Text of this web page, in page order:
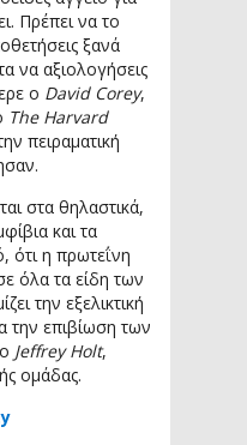
Πρέπει να το
ξανά
να αξιολογήσεις
ο David Corey,
The Harvard
πειραματική
στα θηλαστικά,
και τα
ότι η πρωτεΐνη
όλα τα είδη των
την εξελικτική
την επιβίωση των
Jeffrey Holt,
ομάδας.